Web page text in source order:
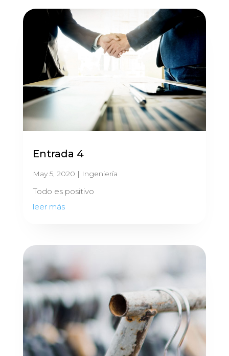
Entrada 4
May 5, 2020 | Ingeniería
Todo es positivo
leer más